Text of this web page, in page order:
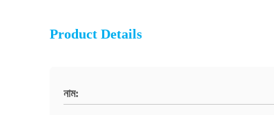
Product Details
নাম: